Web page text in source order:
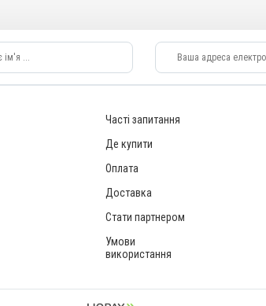
Часті запитання
Де купити
Оплата
Доставка
Стати партнером
Умови
використання